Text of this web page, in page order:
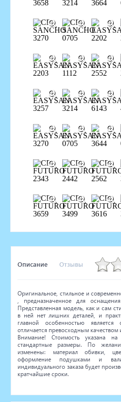
Описание Отзывы
Оригинальное, стильное и
, предназначенное для
Представленная модель, как и сам
в ней нет лишних деталей, и
главной особенностью является
отличается превосходным
Внимание! Стоимость указана
стандартные размеры. По
изменены: материал обивки,
оформление подушками и
индивидуального заказа будет
кратчайшие сроки.